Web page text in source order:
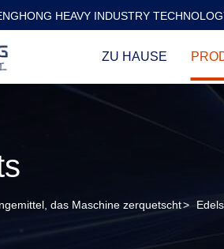
HEAVY INDUSTRY
ZU HAUSE
das Maschine zerquetscht>